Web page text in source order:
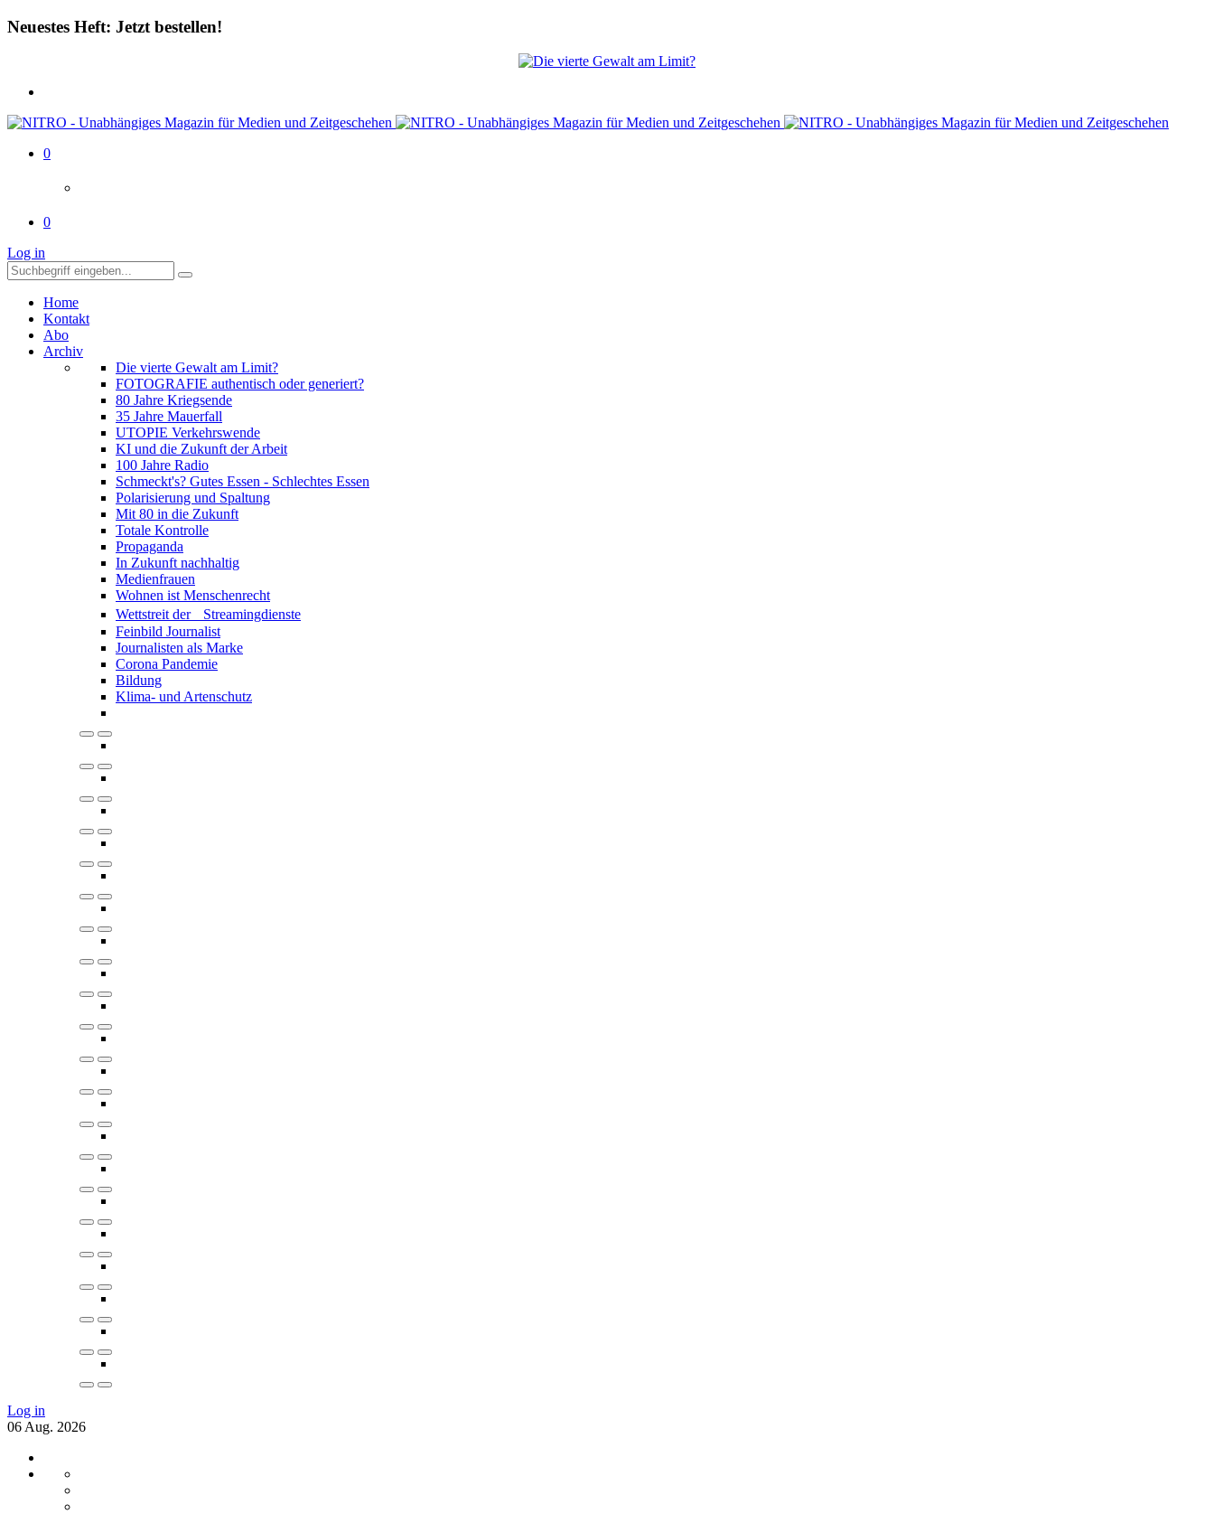
Neuestes Heft: Jetzt bestellen!
0
0
Log in
Home
Kontakt
Abo
Archiv
Die vierte Gewalt am Limit?
FOTOGRAFIE authentisch oder generiert?
80 Jahre Kriegsende
35 Jahre Mauerfall
UTOPIE Verkehrswende
KI und die Zukunft der Arbeit
100 Jahre Radio
Schmeckt's? Gutes Essen - Schlechtes Essen
Polarisierung und Spaltung
Mit 80 in die Zukunft
Totale Kontrolle
Propaganda
In Zukunft nachhaltig
Medienfrauen
Wohnen ist Menschenrecht
Wettstreit der Streamingdienste
Feinbild Journalist
Journalisten als Marke
Corona Pandemie
Bildung
Klima- und Artenschutz
Log in
06 Aug. 2026